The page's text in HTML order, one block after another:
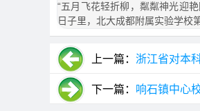
“五月飞花轻折柳，粼粼神光迎
日子里，北大成都附属实验学校
上一篇： 浙江省对本
下一篇： 响石镇中心